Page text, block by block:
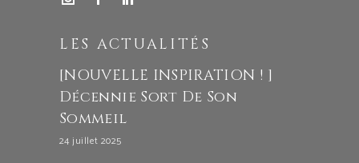
LES ACTUALITÉS
[NOUVELLE INSPIRATION ! ]
Décennie Sort De Son
Sommeil
24 juillet 2025